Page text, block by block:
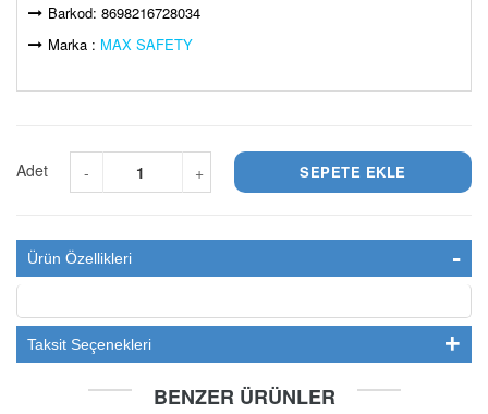
Barkod: 8698216728034
Marka : MAX SAFETY
Adet +
-
Ürün Özellikleri
Taksit Seçenekleri
BENZER ÜRÜNLER